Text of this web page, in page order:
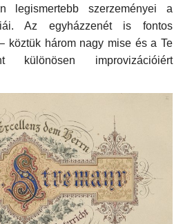
legismertebb szerzeményei a
Az egyházzenét is fontos
köztük három nagy mise és a Te
különösen improvizációiért